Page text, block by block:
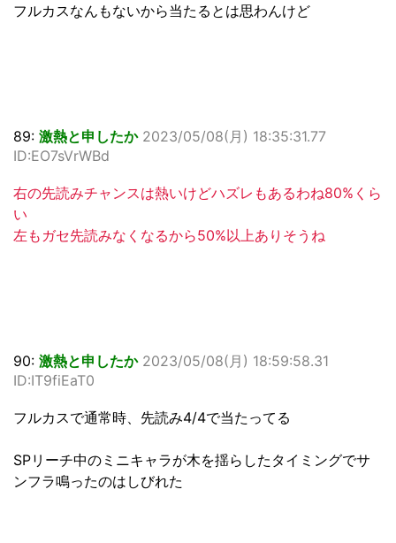
フルカスなんもないから当たるとは思わんけど
89: 激熱と申したか 2023/05/08(月) 18:35:31.77
ID:EO7sVrWBd
右の先読みチャンスは熱いけどハズレもあるわね80%くら
い
左もガセ先読みなくなるから50%以上ありそうね
90: 激熱と申したか 2023/05/08(月) 18:59:58.31
ID:IT9fiEaT0
フルカスで通常時、先読み4/4で当たってる
SPリーチ中のミニキャラが木を揺らしたタイミングでサ
ンフラ鳴ったのはしびれた